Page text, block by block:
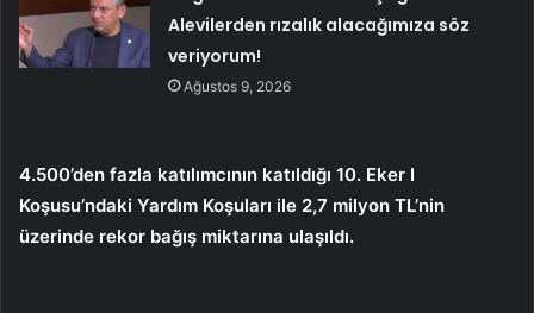
Alevilerden rızalık alacağımıza söz
veriyorum!
Ağustos 9, 2026
4.500’den fazla katılımcının katıldığı 10. Eker I
Koşusu’ndaki Yardım Koşuları ile 2,7 milyon TL’nin
üzerinde rekor bağış miktarına ulaşıldı.